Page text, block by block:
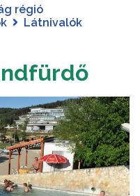
régió
Látnivalók